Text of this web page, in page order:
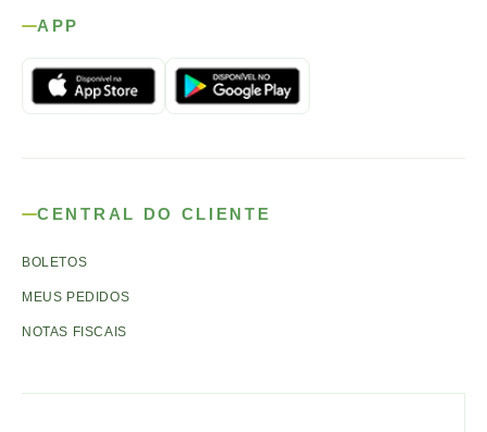
APP
CENTRAL DO CLIENTE
BOLETOS
MEUS PEDIDOS
NOTAS FISCAIS